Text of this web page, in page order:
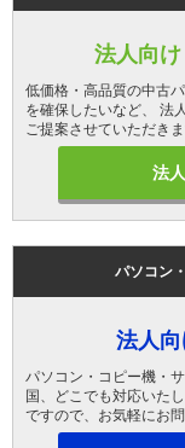
法人向
低価格・高品質の中古
を確保したいなど、 法
ご提案させていただき
法
パソコン
法人
パソコン・コピー機・
国、どこでも対応いた
ですので、お気軽にお